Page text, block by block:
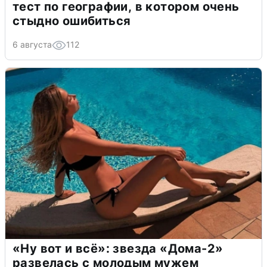
тест по географии, в котором очень
стыдно ошибиться
6 августа 112
«Ну вот и всё»: звезда «Дома-2»
развелась с молодым мужем